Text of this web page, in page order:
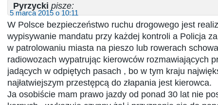
Pyrzycki pisze:
5 marca 2015 o 10:11
W Polsce bezpieczeństwo ruchu drogowego jest
wypisywanie mandatu przy każdej kontroli a Policja
w patrolowaniu miasta na pieszo lub rowerach
radiowozach wypatrując kierowców rozmawiających
jadących w odpiętych pasach , bo w tym kraju
najłatwiejszym przestępcą do złapania jest kierowca.
Ja osobiście mam prawo jazdy od ponad 30 lat nie